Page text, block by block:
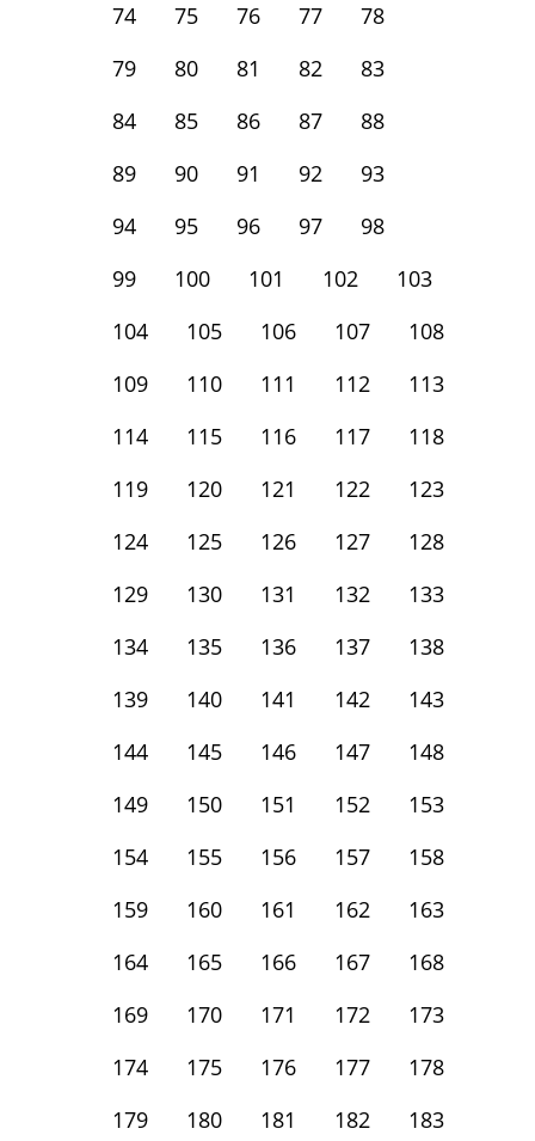
74
75 76 77
78
79
80 81 82
83
84
85 86 87
88
89
90 91 92
93
94
95 96 97
98
99
100 101 102
103
104
105 106 107
108
109
110 111 112
113
114
115 116 117
118
119
120 121 122
123
124
125 126 127
128
129
130 131 132
133
134
135 136 137
138
139
140 141 142
143
144
145 146 147
148
149
150 151 152
153
154
155 156 157
158
159
160 161 162
163
164
165 166 167
168
169
170 171 172
173
174
175 176 177
178
179
180 181 182
183